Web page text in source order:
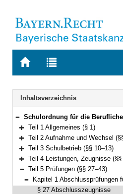
Zur
BAYERN.RECHT
Zur
letzten
Suche
Navigation
Inhaltsverzeichnis
Bereich reduzieren
Schulordnung für die Berufliche Oberschule – Fachoberschulen und Berufsoberschulen (Fachober- und
Bereich erweitern
Teil 1 Allgemeines (§ 1)
Bereich erweitern
Teil 2 Aufnahme und Wechsel
Bereich erweitern
Teil 3 Schulbetrieb (§§ 10–13)
Bereich erweitern
Teil 4 Leistungen, Zeugnisse (§§
Bereich reduzieren
Teil 5 Prüfungen (§§ 27–43)
Bereich reduzieren
Kapitel 1 Abschlussprüfungen für Schüler öffentlicher und
§ 27 Abschlusszeugnisse